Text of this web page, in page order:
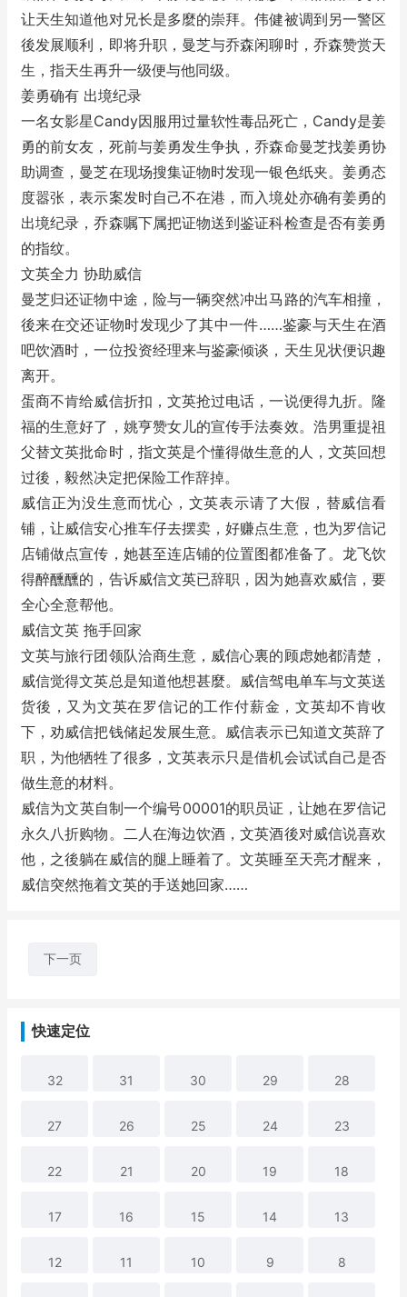
让天生知道他对兄长是多麼的崇拜。伟健被调到另一警区
後发展顺利，即将升职，曼芝与乔森闲聊时，乔森赞赏天
生，指天生再升一级便与他同级。
姜勇确有 出境纪录
一名女影星Candy因服用过量软性毒品死亡，Candy是姜
勇的前女友，死前与姜勇发生争执，乔森命曼芝找姜勇协
助调查，曼芝在现场搜集证物时发现一银色纸夹。姜勇态
度嚣张，表示案发时自己不在港，而入境处亦确有姜勇的
出境纪录，乔森嘱下属把证物送到鉴证科检查是否有姜勇
的指纹。
文英全力 协助威信
曼芝归还证物中途，险与一辆突然冲出马路的汽车相撞，
後来在交还证物时发现少了其中一件……鉴豪与天生在酒
吧饮酒时，一位投资经理来与鉴豪倾谈，天生见状便识趣
离开。
蛋商不肯给威信折扣，文英抢过电话，一说便得九折。隆
福的生意好了，姚亨赞女儿的宣传手法奏效。浩男重提祖
父替文英批命时，指文英是个懂得做生意的人，文英回想
过後，毅然决定把保险工作辞掉。
威信正为没生意而忧心，文英表示请了大假，替威信看
铺，让威信安心推车仔去摆卖，好赚点生意，也为罗信记
店铺做点宣传，她甚至连店铺的位置图都准备了。龙飞饮
得醉醺醺的，告诉威信文英已辞职，因为她喜欢威信，要
全心全意帮他。
威信文英 拖手回家
文英与旅行团领队洽商生意，威信心裏的顾虑她都清楚，
威信觉得文英总是知道他想甚麼。威信驾电单车与文英送
货後，又为文英在罗信记的工作付薪金，文英却不肯收
下，劝威信把钱储起发展生意。威信表示已知道文英辞了
职，为他牺牲了很多，文英表示只是借机会试试自己是否
做生意的材料。
威信为文英自制一个编号00001的职员证，让她在罗信记
永久八折购物。二人在海边饮酒，文英酒後对威信说喜欢
他，之後躺在威信的腿上睡着了。文英睡至天亮才醒来，
威信突然拖着文英的手送她回家……
下一页
快速定位
32 31 30 29 28
27 26 25 24 23
22 21 20 19 18
17 16 15 14 13
12 11 10 9 8